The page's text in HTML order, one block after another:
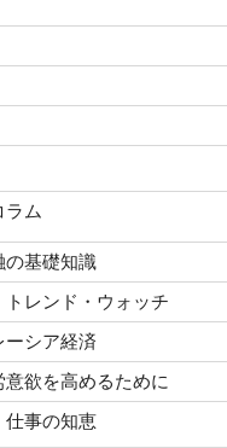
ラム
の基礎知識
トレンド・ウォッチ
ーシア経済
欲を高めるために
仕事の知恵